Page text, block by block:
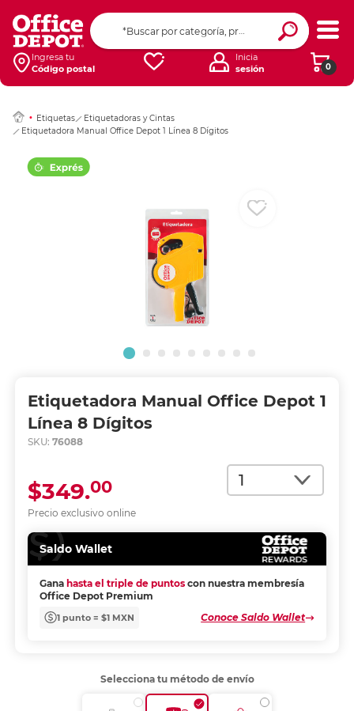
Ingresa tu
Código postal
0
Inicia
sesión
Etiquetas
Etiquetadoras y Cintas
Etiquetadora Manual Office Depot 1 Línea 8 Dígitos
Etiquetadora Manual Office Depot 1
Línea 8 Dígitos
SKU: 76088
Cantidad
Precio exclusivo online
$349.00
Saldo Wallet
Gana hasta el triple de puntos con nuestra membresía
Office Depot Premium
1 punto = $1 MXN Conoce Saldo Wallet
Ingresar Codigo
Selecciona tu método de envío